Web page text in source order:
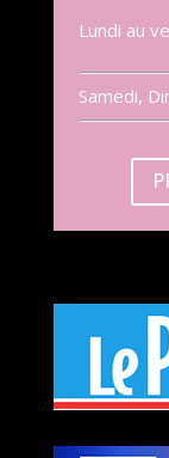
Lundi au
Samedi,